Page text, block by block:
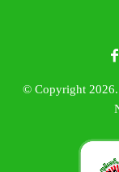
© Copyright